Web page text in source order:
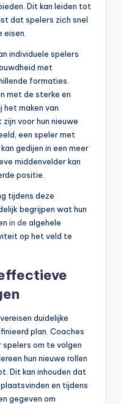
Dit kan leiden tot
dat spelers zich snel
individuele spelers
met
formaties.
met de sterke en
het maken van
voor hun nieuwe
een speler met
gedijen in een meer
middenvelder kan
positie.
tijdens deze
begrijpen wat hun
in de algehele
op het veld te
duidelijke
plan. Coaches
om te volgen
hun nieuwe rollen
Dit kan inhouden dat
en tijdens
gegeven om